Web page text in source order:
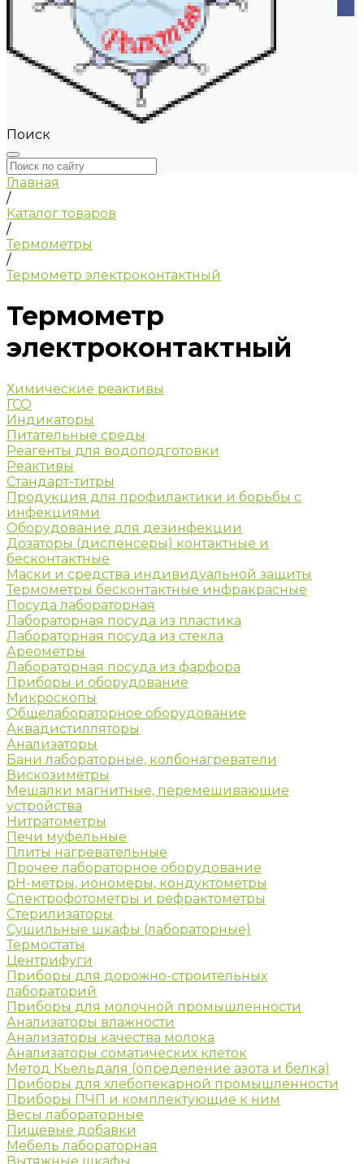
Поиск
Главная
/
Каталог товаров
/
Термометры
/
Термометр электроконтактный
Термометр
электроконтактный
Химические реактивы
ГСО
Индикаторы
Питательные среды
Реагенты для водоподготовки
Реактивы
Стандарт-титры
Продукция для профилактики и борьбы с
инфекциями
Оборудование для дезинфекции
Дозаторы (диспенсеры) контактные и
бесконтактные
Маски и средства индивидуальной защиты
Термометры бесконтактные инфракрасные
Посуда лабораторная
Лабораторная посуда из пластика
Лабораторная посуда из стекла
Ареометры
Лабораторная посуда из фарфора
Приборы и оборудование
Микроскопы
Общелабораторное оборудование
Аквадистилляторы
Анализаторы
Бани лабораторные, колбонагреватели
Вискозиметры
Мешалки магнитные, перемешивающие
устройства
Нитратометры
Печи муфельные
Плиты нагревательные
Прочее лабораторное оборудование
рН-метры, иономеры, кондуктометры
Спектрофотометры и рефрактометры
Стерилизаторы
Сушильные шкафы (лабораторные)
Термостаты
Центрифуги
Приборы для дорожно-строительных
лабораторий
Приборы для молочной промышленности
Анализаторы влажности
Анализаторы качества молока
Анализаторы соматических клеток
Метод Кьельдаля (определение азота и белка)
Приборы для хлебопекарной промышленности
Приборы ПЧП и комплектующие к ним
Весы лабораторные
Пищевые добавки
Мебель лабораторная